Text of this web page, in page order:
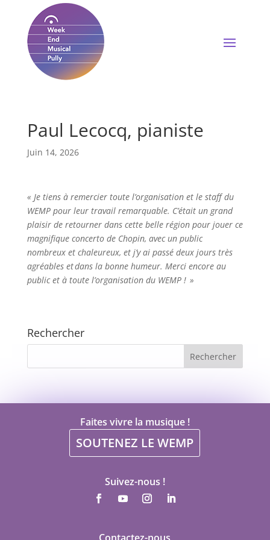
Paul Lecocq, pianiste
Juin 14, 2026
« Je tiens à remercier toute l’organisation et le staff du
WEMP pour leur travail remarquable. C’était un grand
plaisir de retourner dans cette belle région pour jouer ce
magnifique concerto de Chopin, avec un public
nombreux et chaleureux, et j’y ai passé deux jours très
agréables et dans la bonne humeur. Merci encore au
public et à toute l’organisation du WEMP ! »
Rechercher
Faites vivre la musique !
SOUTENEZ LE WEMP
Suivez-nous !